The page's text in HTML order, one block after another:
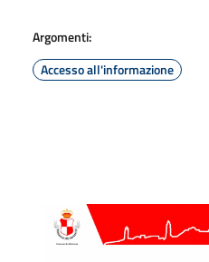
Argomenti:
Accesso all'informazione